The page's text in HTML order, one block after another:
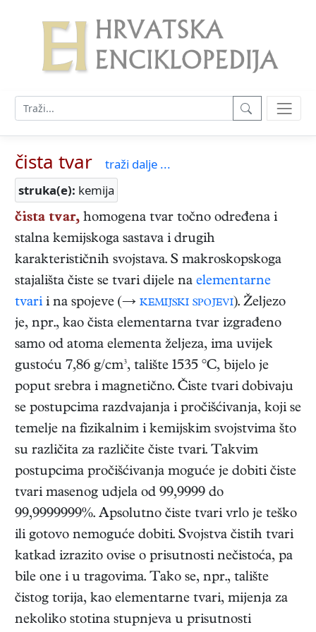
čista tvar
traži dalje ...
struka(e): kemija
čista tvar, homogena tvar točno određena i
stalna kemijskoga sastava i drugih
karakterističnih svojstava. S makroskopskoga
stajališta čiste se tvari dijele na elementarne
tvari i na spojeve (→ kemijski spojevi). Željezo
je, npr., kao čista elementarna tvar izgrađeno
samo od atoma elementa željeza, ima uvijek
gustoću 7,86 g/cm³, talište 1535 °C, bijelo je
poput srebra i magnetično. Čiste tvari dobivaju
se postupcima razdvajanja i pročišćivanja, koji se
temelje na fizikalnim i kemijskim svojstvima što
su različita za različite čiste tvari. Takvim
postupcima pročišćivanja moguće je dobiti čiste
tvari masenog udjela od 99,9999 do
99,9999999%. Apsolutno čiste tvari vrlo je teško
ili gotovo nemoguće dobiti. Svojstva čistih tvari
katkad izrazito ovise o prisutnosti nečistoća, pa
bile one i u tragovima. Tako se, npr., talište
čistog torija, kao elementarne tvari, mijenja za
nekoliko stotina stupnjeva u prisutnosti